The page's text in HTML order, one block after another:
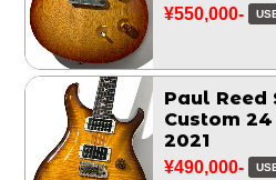
¥550,000-
Paul Reed
Custom
2021
¥490,000-